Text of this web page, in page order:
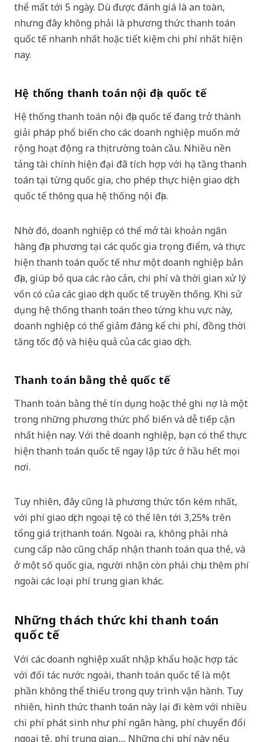
thể mất tới 5 ngày. Dù được đánh giá là an toàn,
nhưng đây không phải là phương thức thanh toán
quốc tế nhanh nhất hoặc tiết kiệm chi phí nhất hiện
nay.
Hệ thống thanh toán nội địa quốc tế
Hệ thống thanh toán nội địa quốc tế đang trở thành
giải pháp phổ biến cho các doanh nghiệp muốn mở
rộng hoạt động ra thị trường toàn cầu. Nhiều nền
tảng tài chính hiện đại đã tích hợp với hạ tầng thanh
toán tại từng quốc gia, cho phép thực hiện giao dịch
quốc tế thông qua hệ thống nội địa.
Nhờ đó, doanh nghiệp có thể mở tài khoản ngân
hàng địa phương tại các quốc gia trọng điểm, và thực
hiện thanh toán quốc tế như một doanh nghiệp bản
địa, giúp bỏ qua các rào cản, chi phí và thời gian xử lý
vốn có của các giao dịch quốc tế truyền thống. Khi sử
dụng hệ thống thanh toán theo từng khu vực này,
doanh nghiệp có thể giảm đáng kể chi phí, đồng thời
tăng tốc độ và hiệu quả của các giao dịch.
Thanh toán bằng thẻ quốc tế
Thanh toán bằng thẻ tín dụng hoặc thẻ ghi nợ là một
trong những phương thức phổ biến và dễ tiếp cận
nhất hiện nay. Với thẻ doanh nghiệp, bạn có thể thực
hiện thanh toán quốc tế ngay lập tức ở hầu hết mọi
nơi.
Tuy nhiên, đây cũng là phương thức tốn kém nhất,
với phí giao dịch ngoại tệ có thể lên tới 3,25% trên
tổng giá trị thanh toán. Ngoài ra, không phải nhà
cung cấp nào cũng chấp nhận thanh toán qua thẻ, và
ở một số quốc gia, người nhận còn phải chịu thêm phí
ngoài các loại phí trung gian khác.
Những thách thức khi thanh toán
quốc tế
Với các doanh nghiệp xuất nhập khẩu hoặc hợp tác
với đối tác nước ngoài, thanh toán quốc tế là một
phần không thể thiếu trong quy trình vận hành. Tuy
nhiên, hình thức thanh toán này lại đi kèm với nhiều
chi phí phát sinh như phí ngân hàng, phí chuyển đổi
ngoại tệ, phí trung gian,... Những chi phí này nếu